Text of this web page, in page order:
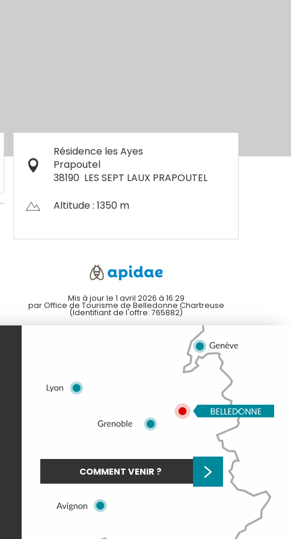
Résidence les Ayes
Prapoutel
38190 LES SEPT LAUX PRAPOUTEL
Altitude : 1350 m
Mis à jour le 1 avril 2026 à 16:29
par Office de Tourisme de Belledonne Chartreuse
(Identifiant de l'offre: 765882)
COMMENT VENIR ?